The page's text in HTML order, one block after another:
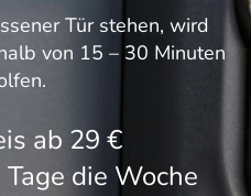
Tür stehen, wird
von 15 – 30 Minuten
ab 29 €
die Woche